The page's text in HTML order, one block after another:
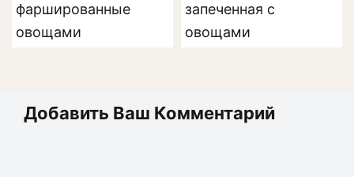
фаршированные
овощами
запеченная с
овощами
Добавить Ваш Комментарий